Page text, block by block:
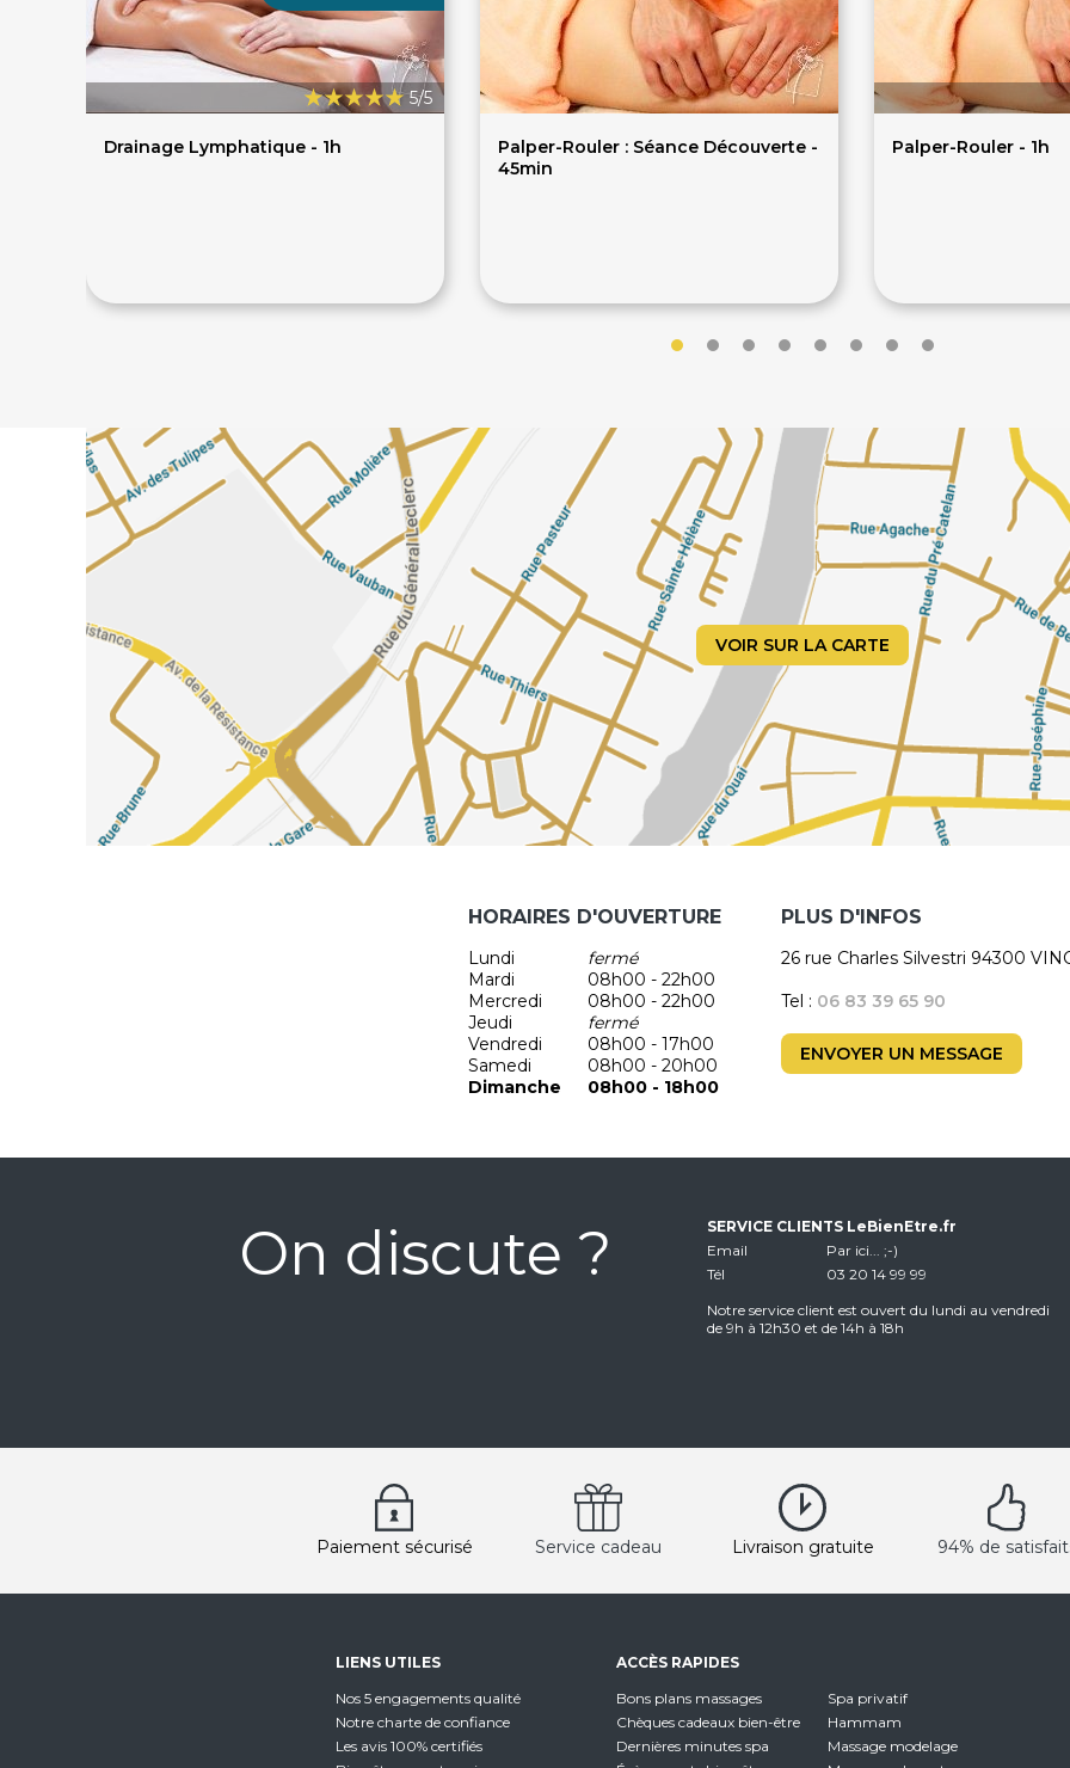
5/5
Drainage Lymphatique - 1h
Palper-Rouler : Séance Découverte -
45min
Palper-Rouler - 1h
VOIR SUR LA CARTE
HORAIRES D'OUVERTURE
Lundi
fermé
Mardi
08h00 - 22h00
Mercredi
08h00 - 22h00
Jeudi
fermé
Vendredi
08h00 - 17h00
Samedi
08h00 - 20h00
Dimanche
08h00 - 18h00
PLUS D'INFOS
26 rue Charles Silvestri 94300
Tel : 06 83 39 65 90
ENVOYER UN MESSAGE
On discute ?
SERVICE CLIENTS LeBienEtre.fr
Email
Par ici... ;-)
Tél
03 20 14 99 99
Notre service client est ouvert du lundi au vendredi
de 9h à 12h30 et de 14h à 18h
Paiement sécurisé Service cadeau Livraison gratuite 94% de
LIENS UTILES
Nos 5 engagements qualité
Notre charte de confiance
Les avis 100% certifiés
ACCÈS RAPIDES
Bons plans massages
Chèques cadeaux bien-être
Dernières minutes spa
Spa privatif
Hammam
Massage modelage